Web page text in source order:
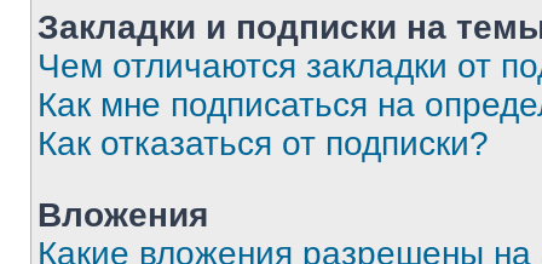
Закладки и подписки на
Чем отличаются закладки от
Как мне подписаться на
Как отказаться от подписки?
Вложения
Какие вложения разрешены